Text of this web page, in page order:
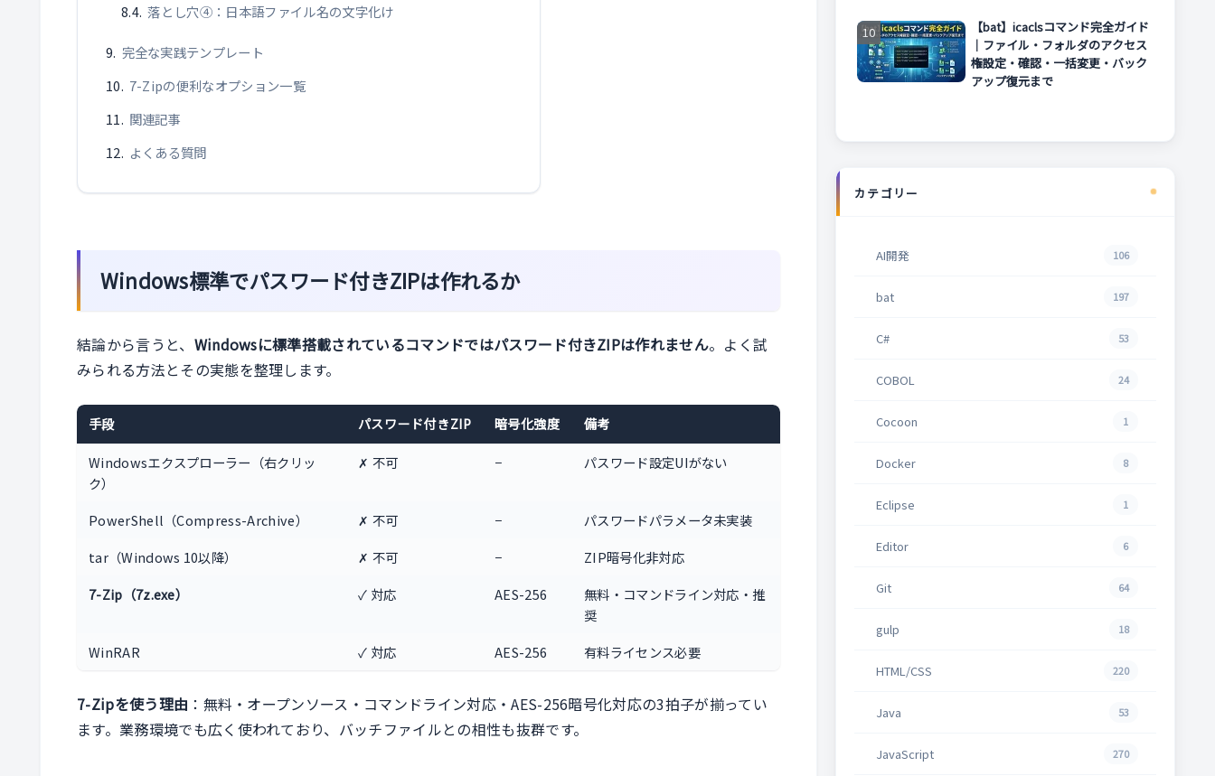
落とし穴④：日本語ファイル名の文字化け
完全な実践テンプレート
7-Zipの便利なオプション一覧
関連記事
よくある質問
Windows標準でパスワード付きZIPは作れるか
結論から言うと、 Windowsに標準搭載されているコマンドではパスワード付きZIPは作れません。よく試
みられる方法とその実態を整理します。
手段 パスワード付きZIP 暗号化強度 備考
Windowsエクスプローラー（右クリッ
ク）
✗ 不可 − パスワード設定UIがない
PowerShell（Compress-Archive） ✗ 不可 −
パスワードパラメータ未実装
tar（Windows 10以降）
✗ 不可 −
ZIP暗号化非対応
7-Zip（7z.exe）
✓ 対応 AES-256
無料・コマンドライン対応・推
奨
WinRAR
✓ 対応 AES-256 有料ライセンス必要
7-Zipを使う理由 ：無料・オープンソース・コマンドライン対応・AES-256暗号化対応の3拍子が揃ってい
ます。業務環境でも広く使われており、バッチファイルとの相性も抜群です。
【bat】icaclsコマンド完全ガイド
｜ファイル・フォルダのアクセス
権設定・確認・一括変更・バック
アップ復元まで
カテゴリー
AI開発 106
bat 197
C# 53
COBOL 24
Cocoon 1
Docker 8
Eclipse 1
Editor 6
Git 64
gulp 18
HTML/CSS 220
Java 53
JavaScript 270